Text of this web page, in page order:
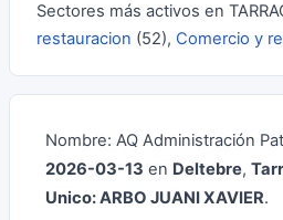
Sectores más activos en
restauracion (52), Comercio y
Nombre: AQ Administración
2026-03-13 en Deltebre,
Unico: ARBO JUANI XAVIER.